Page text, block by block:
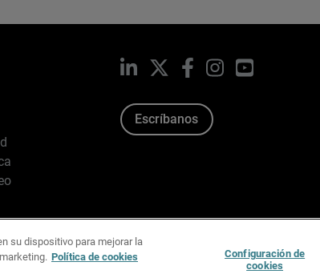
LinkedIn Facebook
InstagramYouTube
Escríbanos
Technologies, Inc. Todos los derechos reservados.
su dispositivo para mejorar la
Política de cookies
Configuración de
cookies